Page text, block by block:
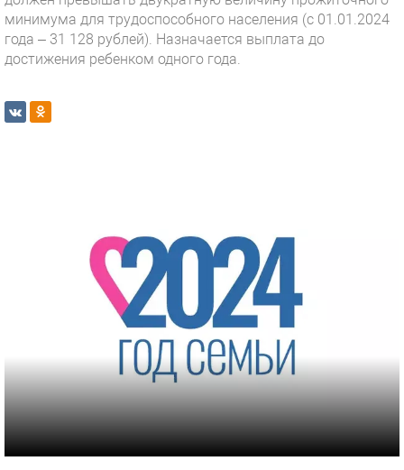
минимума для трудоспособного населения (с 01.01.2024
года – 31 128 рублей). Назначается выплата до
достижения ребенком одного года.